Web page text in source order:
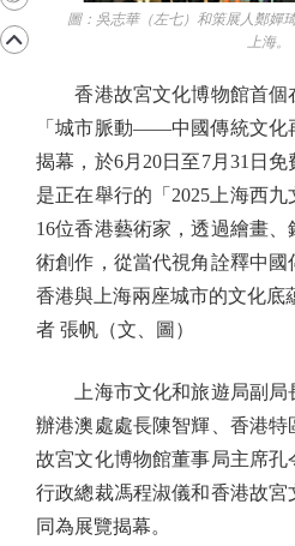
圖：吳志華（左七）和策展人鄭嬋
上海。
香港故宮文化博物館首個
「城市脈動——中國傳統文化
揭幕，於6月20日至7月31日
是正在舉行的「2025上海西
16位香港藝術家，透過繪畫
術創作，從當代視角詮釋中
香港與上海兩座城市的文化底
者 張帆（文、圖）
上海市文化和旅遊局副局
辦港澳處處長陳智輝、香港
故宮文化博物館董事局主席
行政總裁馮程淑儀和香港故
同為展覽揭幕。